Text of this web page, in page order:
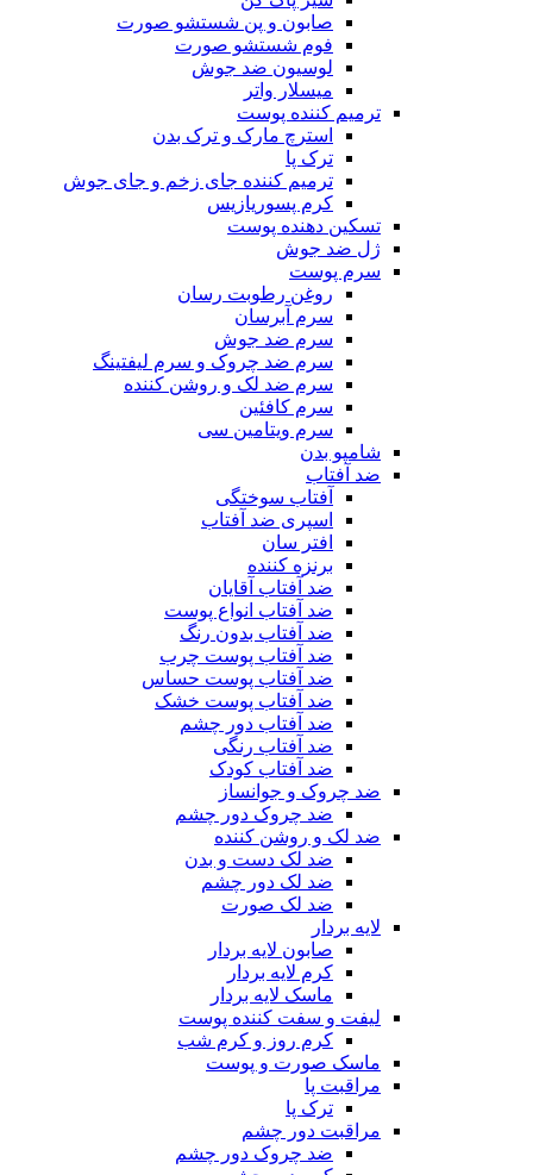
صابون و پن شستشو صورت
فوم شستشو صورت
لوسیون ضد جوش
میسلار واتر
ترمیم کننده پوست
استرچ مارک و ترک بدن
ترک پا
ترمیم کننده جای زخم و جای جوش
کرم پسوریازیس
تسکین دهنده پوست
ژل ضد جوش
سرم پوست
روغن رطوبت رسان
سرم آبرسان
سرم ضد جوش
سرم ضد چروک و سرم لیفتینگ
سرم ضد لک و روشن کننده
سرم کافئین
سرم ویتامین سی
شامپو بدن
ضد آفتاب
آفتاب سوختگی
اسپری ضد آفتاب
افتر سان
برنزه کننده
ضد آفتاب آقایان
ضد آفتاب انواع پوست
ضد آفتاب بدون رنگ
ضد آفتاب پوست چرب
ضد آفتاب پوست حساس
ضد آفتاب پوست خشک
ضد آفتاب دور چشم
ضد آفتاب رنگی
ضد آفتاب کودک
ضد چروک و جوانساز
ضد چروک دور چشم
ضد لک و روشن کننده
ضد لک دست و بدن
ضد لک دور چشم
ضد لک صورت
لایه بردار
صابون لایه بردار
کرم لایه بردار
ماسک لایه بردار
لیفت و سفت کننده پوست
کرم روز و کرم شب
ماسک صورت و پوست
مراقبت پا
ترک پا
مراقبت دور چشم
ضد چروک دور چشم